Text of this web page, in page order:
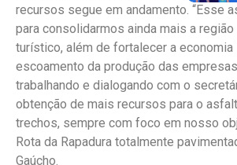
recursos segue em andamento. “Esse
para consolidarmos ainda mais a
turístico, além de fortalecer a
escoamento da produção das
trabalhando e dialogando com o
obtenção de mais recursos para o
trechos, sempre com foco em nosso
Rota da Rapadura totalmente
Gaúcho.